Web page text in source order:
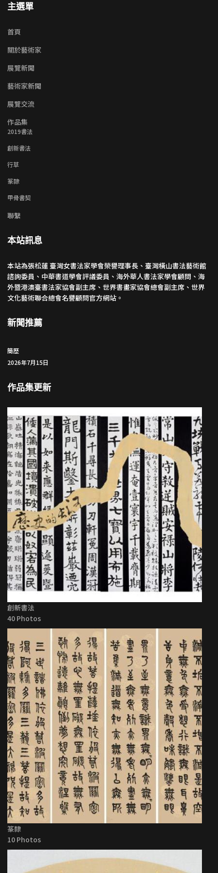
主選單
首頁
關於藝術家
展覽新聞
藝術家新聞
展覽交流
作品集
2019書法
創新書法
行草
篆隸
甲骨書契
聯繫
本站訊息
本站為張松蓮 臺灣女書法家學會榮譽理事長、臺灣橫山書法藝術館
諮詢委員、中華書道學會評議委員、海外華人書法家學會顧問、海
外暨港澳臺書法家協會副主席、世界書畫家協會總會副主席、世界
文化藝術聯合總會名譽顧問官方網站。
新聞推薦
簡歷
2026年7月15日
作品集更新
創新書法
40 Photos
篆隸
10 Photos